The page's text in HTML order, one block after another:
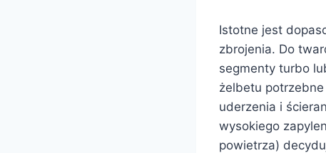
Istotne jest
zbrojenia. Do
segmenty turbo
żelbetu
uderzenia i
wysokiego
powietrza)